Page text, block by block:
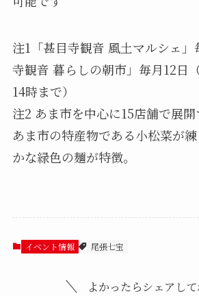
注1「甚目寺観音 風土マルシェ」
寺観音 暮らしの朝市」毎月12日
14時まで）
注2 あま市を中心に15店舗で展開
あま市の特産物である小松菜が
かな緑色の麺が特徴。
イベント情報 尾張七宝
よかったらシェアして